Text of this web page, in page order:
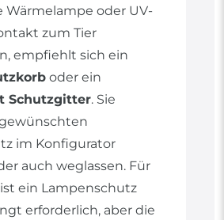
Wärmelampe oder UV-
zum Tier
empfiehlt sich ein
oder ein
Schutzgitter. Sie
im Konfigurator
auch weglassen. Für
ein Lampenschutz
erforderlich, aber die